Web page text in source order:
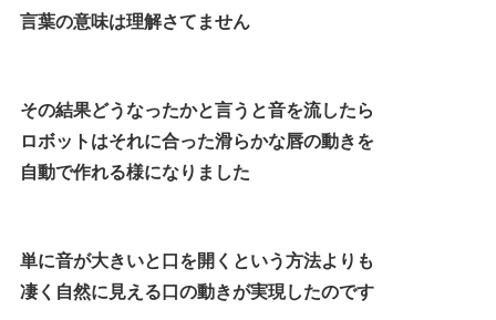
言葉の意味は理解さてません
その結果どうなったかと言うと音を流したら
ロボットはそれに合った滑らかな唇の動きを
自動で作れる様になりました
単に音が大きいと口を開くという方法よりも
凄く自然に見える口の動きが実現したのです